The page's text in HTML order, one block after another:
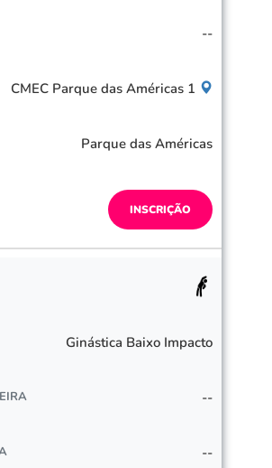
--
CMEC Parque das Américas 1
Parque das Américas
INSCRIÇÃO
Ginástica Baixo Impacto
--
--